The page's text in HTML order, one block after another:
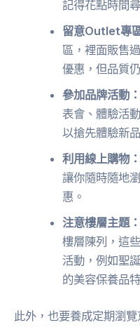
記得花點時間
留意Outlet專
區，裡面販售
優惠，但品質
參加品牌活動：
表會、體驗活
以搶先體驗新
利用線上購物：
讓你隨時隨地
惠。
注意樓層主題：
樓層陳列，這
活動，例如聖
的美容保養品
此外，也要養成定期瀏